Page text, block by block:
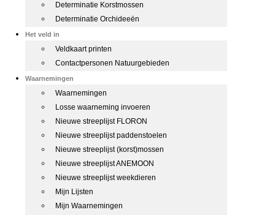
Determinatie Korstmossen
Determinatie Orchideeën
Het veld in
Veldkaart printen
Contactpersonen Natuurgebieden
Waarnemingen
Waarnemingen
Losse waarneming invoeren
Nieuwe streeplijst FLORON
Nieuwe streeplijst paddenstoelen
Nieuwe streeplijst (korst)mossen
Nieuwe streeplijst ANEMOON
Nieuwe streeplijst weekdieren
Mijn Lijsten
Mijn Waarnemingen